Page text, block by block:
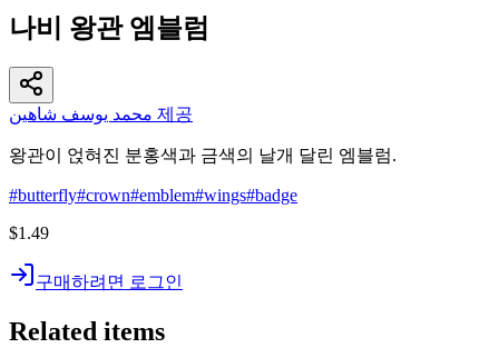
나비 왕관 엠블럼
محمد يوسف شاهين 제공
왕관이 얹혀진 분홍색과 금색의 날개 달린 엠블럼.
#butterfly#crown#emblem#wings#badge
$1.49
구매하려면 로그인
Related items